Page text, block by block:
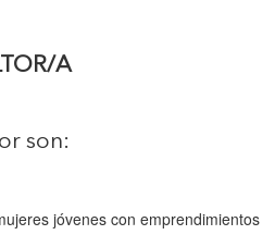
A
son:
jóvenes con emprendimientos